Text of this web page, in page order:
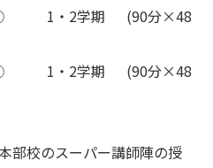
1・2学期 (90分×48
1・2学期 (90分×48
部校のスーパー講師陣の授